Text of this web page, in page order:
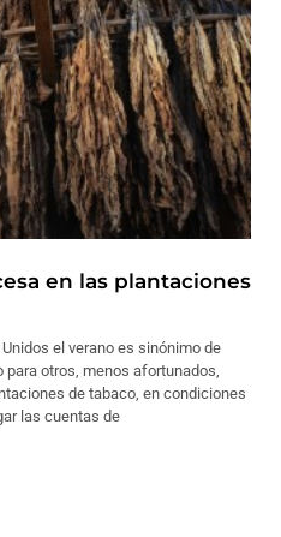
en las plantaciones
el verano es sinónimo de
para otros, menos afortunados,
de tabaco, en condiciones
las cuentas de